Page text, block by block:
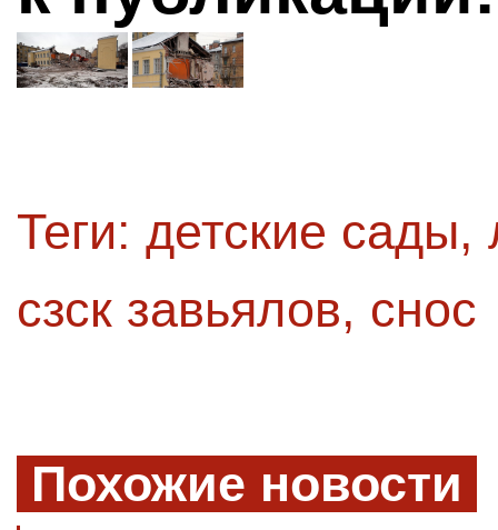
Теги: детские сады,
сзск завьялов, снос
Похожие новости